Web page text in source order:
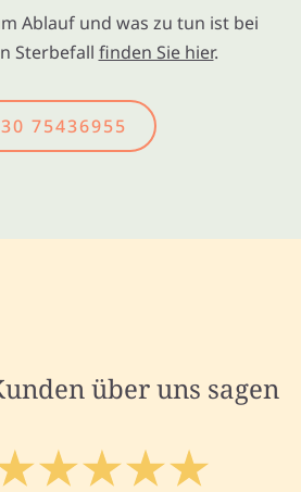
Ablauf und was zu tun ist bei
Sterbefall finden Sie hier.
75436955
über uns sagen